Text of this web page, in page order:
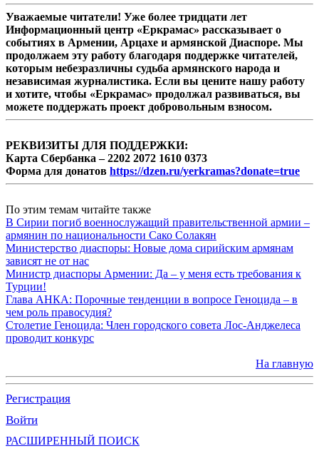
Уважаемые читатели! Уже более тридцати лет
Информационный центр «Еркрамас» рассказывает о
событиях в Армении, Арцахе и армянской Диаспоре. Мы
продолжаем эту работу благодаря поддержке читателей,
которым небезразличны судьба армянского народа и
независимая журналистика. Если вы цените нашу работу
и хотите, чтобы «Еркрамас» продолжал развиваться, вы
можете поддержать проект добровольным взносом.
РЕКВИЗИТЫ ДЛЯ ПОДДЕРЖКИ:
Карта Сбербанка – 2202 2072 1610 0373
Форма для донатов https://dzen.ru/yerkramas?donate=true
По этим темам читайте также
В Сирии погиб военнослужащий правительственной армии –
армянин по национальности Сако Солакян
Министерство диаспоры: Новые дома сирийским армянам
зависят не от нас
Министр диаспоры Армении: Да – у меня есть требования к
Турции!
Глава АНКА: Порочные тенденции в вопросе Геноцида – в
чем роль правосудия?
Столетие Геноцида: Член городского совета Лос-Анджелеса
проводит конкурс
На главную
Регистрация
Войти
РАСШИРЕННЫЙ ПОИСК